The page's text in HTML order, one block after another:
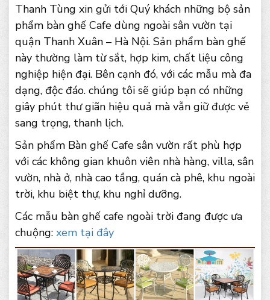
Thanh Tùng xin gửi tới Quý khách những bộ sản
phẩm bàn ghế Cafe dùng ngoài sân vườn tại
quận Thanh Xuân – Hà Nội. Sản phẩm bàn ghế
này thường làm từ sắt, hợp kim, chất liệu công
nghiệp hiện đại. Bên cạnh đó, với các mẫu mà đa
dạng, độc đáo. chúng tôi sẽ giúp bạn có những
giây phút thư giãn hiệu quả mà vẫn giữ được vẻ
sang trọng, thanh lịch.
Sản phẩm Bàn ghế Cafe sân vườn rất phù hợp
với các không gian khuôn viên nhà hàng, villa, sân
vườn, nhà ở, nhà cao tầng, quán cà phê, khu ngoài
trời, khu biệt thự, khu nghỉ dưỡng.
Các mẫu bàn ghế cafe ngoài trời đang được ưa
chuộng: xem tại đây